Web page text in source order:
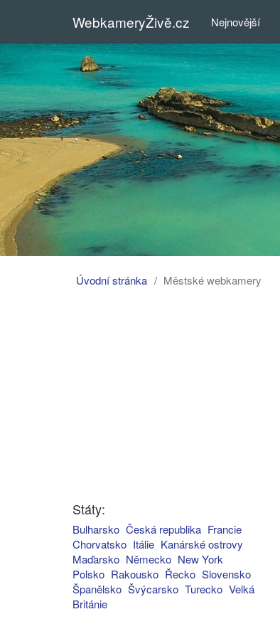
WebkameryŽivě.cz Nejnovější
Úvodní stránka Městské webkamery
Státy:
Bulharsko Česká republika Francie
Chorvatsko Itálie Kanárské ostrovy
Maďarsko Německo New York
Polsko Rakousko Řecko Slovensko
Španělsko Švýcarsko Turecko Velká
Británie